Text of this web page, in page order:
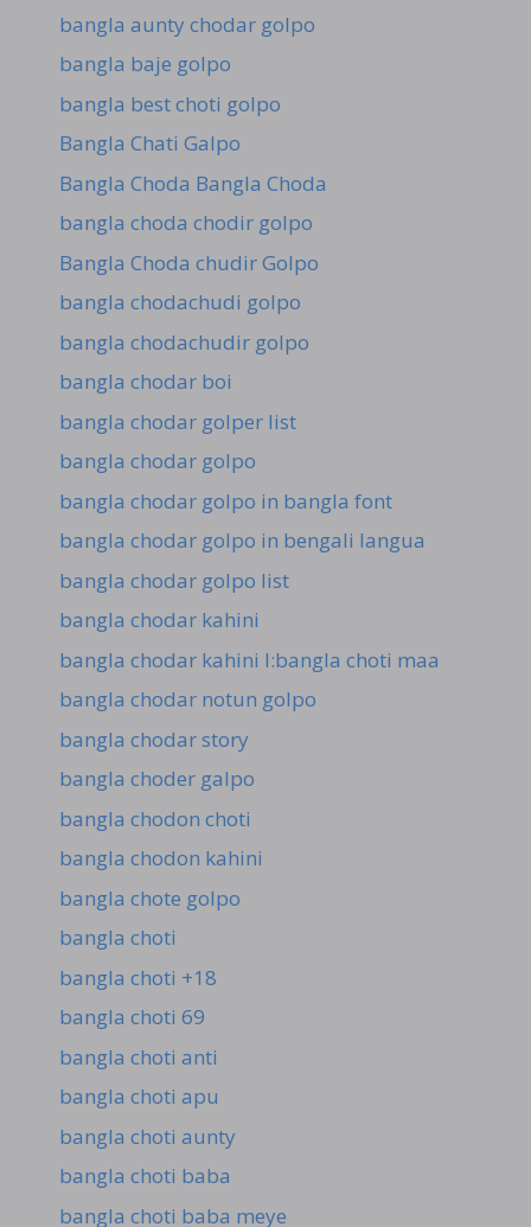
bangla aunty chodar golpo
bangla baje golpo
bangla best choti golpo
Bangla Chati Galpo
Bangla Choda Bangla Choda
bangla choda chodir golpo
Bangla Choda chudir Golpo
bangla chodachudi golpo
bangla chodachudir golpo
bangla chodar boi
bangla chodar golper list
bangla chodar golpo
bangla chodar golpo in bangla font
bangla chodar golpo in bengali langua
bangla chodar golpo list
bangla chodar kahini
bangla chodar kahini l:bangla choti maa
bangla chodar notun golpo
bangla chodar story
bangla choder galpo
bangla chodon choti
bangla chodon kahini
bangla chote golpo
bangla choti
bangla choti +18
bangla choti 69
bangla choti anti
bangla choti apu
bangla choti aunty
bangla choti baba
bangla choti baba meye